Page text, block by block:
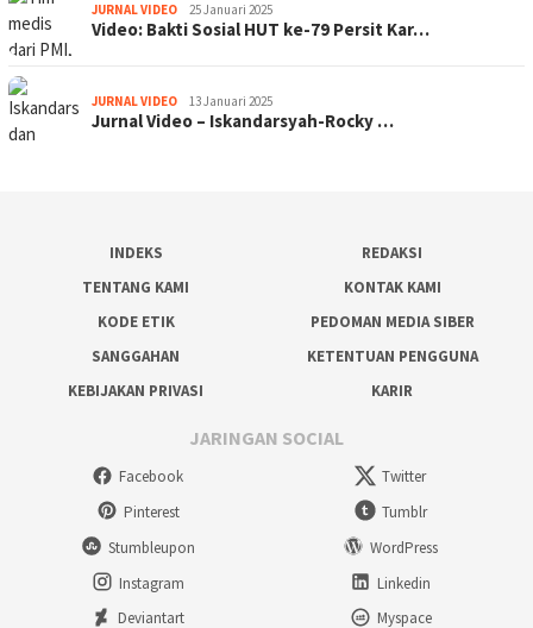
JURNAL VIDEO 25 Januari 2025
Video: Bakti Sosial HUT ke-79 Persit Kar…
JURNAL VIDEO 13 Januari 2025
Jurnal Video – Iskandarsyah-Rocky …
INDEKS
REDAKSI
TENTANG KAMI
KONTAK KAMI
KODE ETIK
PEDOMAN MEDIA SIBER
SANGGAHAN
KETENTUAN PENGGUNA
KEBIJAKAN PRIVASI
KARIR
JARINGAN SOCIAL
Facebook
Twitter
Pinterest
Tumblr
Stumbleupon
WordPress
Instagram
Linkedin
Deviantart
Myspace